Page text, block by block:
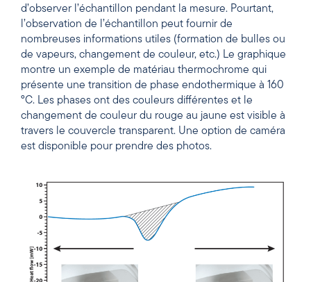
d’observer l’échantillon pendant la mesure. Pourtant,
l’observation de l’échantillon peut fournir de
nombreuses informations utiles (formation de bulles ou
de vapeurs, changement de couleur, etc.) Le graphique
montre un exemple de matériau thermochrome qui
présente une transition de phase endothermique à 160
°C. Les phases ont des couleurs différentes et le
changement de couleur du rouge au jaune est visible à
travers le couvercle transparent. Une option de caméra
est disponible pour prendre des photos.